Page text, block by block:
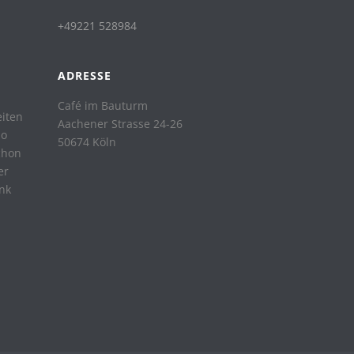
+49221 528984
ADRESSE
Café im Bauturm
Aachener Strasse 24-26
50674 Köln